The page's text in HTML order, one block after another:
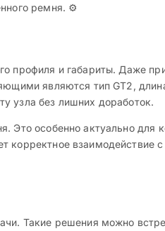
ремня. ⚙️
профиля и габариты. Даже
являются тип GT2,
узла без лишних доработок.
Это особенно актуально для
корректное взаимодействие
Такие решения можно